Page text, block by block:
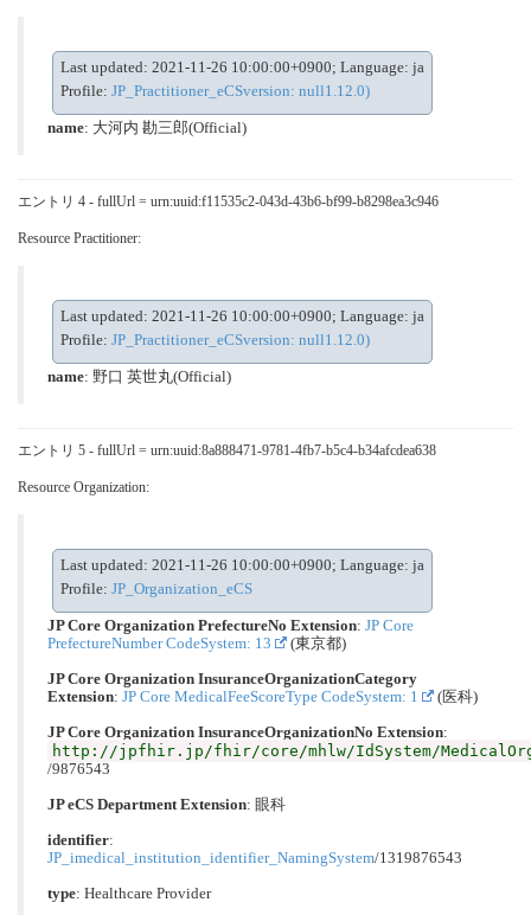
Last updated: 2021-11-26 10:00:00+0900; Language: ja
Profile: JP_Practitioner_eCSversion: null1.12.0)
name: 大河内 勘三郎(Official)
エントリ 4 - fullUrl = urn:uuid:f11535c2-043d-43b6-bf99-b8298ea3c946
Resource Practitioner:
Last updated: 2021-11-26 10:00:00+0900; Language: ja
Profile: JP_Practitioner_eCSversion: null1.12.0)
name: 野口 英世丸(Official)
エントリ 5 - fullUrl = urn:uuid:8a888471-9781-4fb7-b5c4-b34afcdea638
Resource Organization:
Last updated: 2021-11-26 10:00:00+0900; Language: ja
Profile: JP_Organization_eCS
JP Core Organization PrefectureNo Extension: JP Core
PrefectureNumber CodeSystem: 13
(東京都)
JP Core Organization InsuranceOrganizationCategory
Extension: JP Core MedicalFeeScoreType CodeSystem: 1 (医科)
JP Core Organization InsuranceOrganizationNo Extension:
http://jpfhir.jp/fhir/core/mhlw/IdSystem/
/9876543
JP eCS Department Extension: 眼科
identifier:
JP_imedical_institution_identifier_NamingSystem/1319876543
type: Healthcare Provider